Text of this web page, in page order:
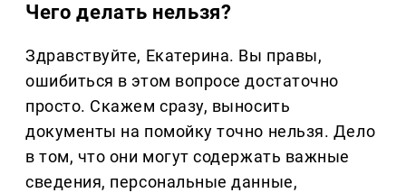
Чего делать нельзя?
Здравствуйте, Екатерина. Вы правы,
ошибиться в этом вопросе достаточно
просто. Скажем сразу, выносить
документы на помойку точно нельзя. Дело
в том, что они могут содержать важные
сведения, персональные данные,